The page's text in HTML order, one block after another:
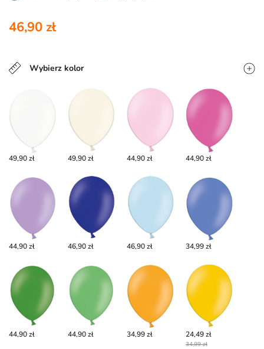
46,90 zł
Wybierz kolor
49,90 zł 49,90 zł 44,90 zł 44,90 zł
44,90 zł 46,90 zł 46,90 zł 34,99 zł
44,90 zł 44,90 zł 34,99 zł 24,49 zł
34,99 zł